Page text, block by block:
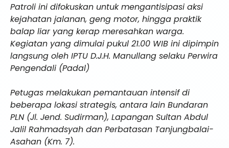
Patroli ini difokuskan untuk mengantisipasi aksi
kejahatan jalanan, geng motor, hingga praktik
balap liar yang kerap meresahkan warga.
Kegiatan yang dimulai pukul 21.00 WIB ini dipimpin
langsung oleh IPTU D.J.H. Manullang selaku Perwira
Pengendali (Padal)
Petugas melakukan pemantauan intensif di
beberapa lokasi strategis, antara lain Bundaran
PLN (Jl. Jend. Sudirman), Lapangan Sultan Abdul
Jalil Rahmadsyah dan Perbatasan Tanjungbalai-
Asahan (Km. 7).